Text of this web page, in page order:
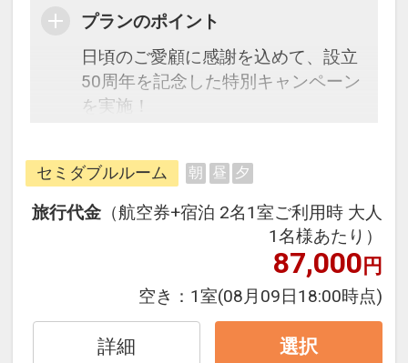
プランのポイント
日頃のご愛顧に感謝を込めて、設立
50周年を記念した特別キャンペーン
を実施！
ンよりもお得な特別価格にてご旅行
をご案内いたします。
往復の航空券と宿泊がセットになっ
たスタンダードの＜食事なし＞プラ
フライトと宿泊を自由に組み合わせ
できるダイナミックパッケージだか
ら、一都市滞在はもちろん周遊旅行
セミダブルルーム 朝 昼 夕
旅行代金 （航空券+宿泊 2名1室ご利用時 大人
1名様あたり）
87,000円
空き： 1室(08月09日18:00時点)
詳細 選択